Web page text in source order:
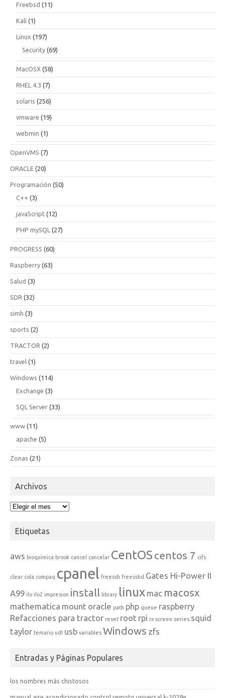
Freebsd (11)
Kali (1)
Linux (197)
Security (69)
MacOSX (58)
RHEL 4.3 (7)
solaris (256)
vmware (19)
webmin (1)
OpenVMS (7)
ORACLE (20)
Programación (50)
C++ (3)
javaScript (12)
PHP mySQL (27)
PROGRESS (60)
Raspberry (63)
Salud (3)
SDR (32)
simh (3)
sports (2)
TRACTOR (2)
travel (1)
Windows (114)
Exchange (3)
SQL Server (33)
www (11)
apache (5)
Zonas (21)
Archivos
Archivos
Etiquetas
aws bioquimica brook cancel cancelar CentOS centos 7 cifs
clear cola compaq cpanel freessh freesshd Gates Hi-Power II
A99 ilo ilo2 impresion install library linux mac macosx
mathematica mount oracle path php queue raspberry
Refacciones para tractor reset root rpi rx screen series squid
taylor temario udl usb variables Windows zfs
Entradas y Páginas Populares
los nombres más chistosos